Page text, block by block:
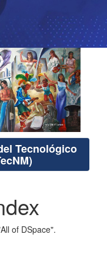
Tecnológico
of DSpace".